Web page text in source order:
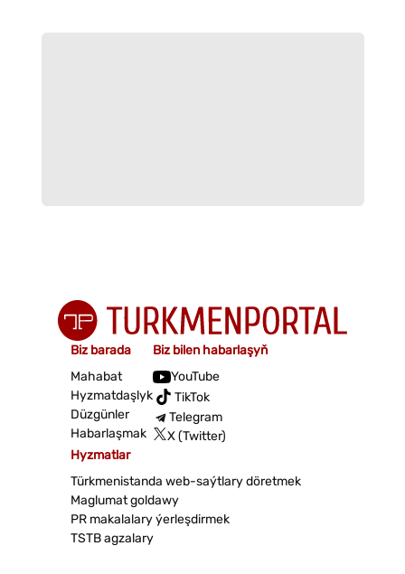
Biz barada
Mahabat
Hyzmatdaşlyk
Düzgünler
Habarlaşmak
Biz bilen habarlaşyň
YouTube
TikTok
Telegram
X (Twitter)
Hyzmatlar
Türkmenistanda web-saýtlary döretmek
Maglumat goldawy
PR makalalary ýerleşdirmek
TSTB agzalary